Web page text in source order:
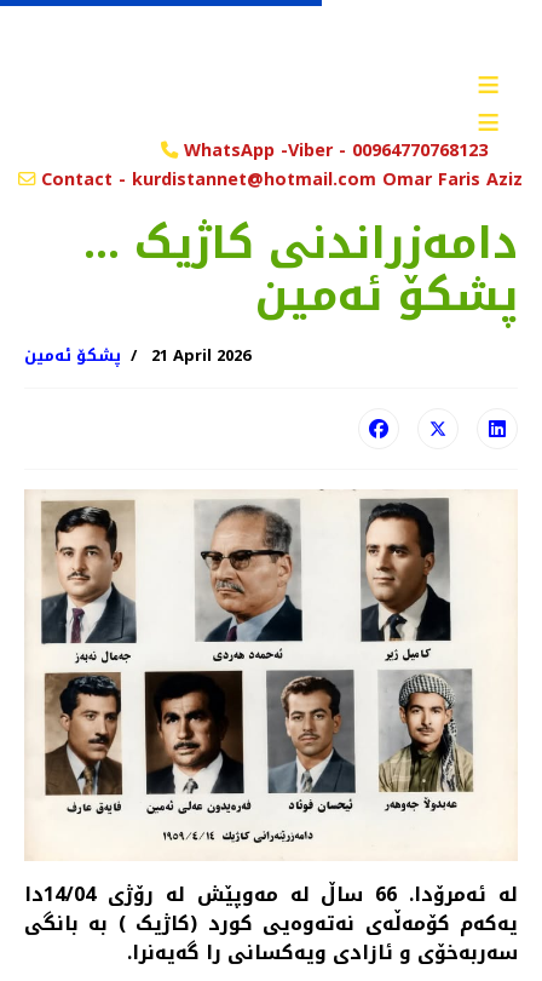
≡
≡
WhatsApp -Viber - 00964770768123
Contact - kurdistannet@hotmail.com Omar Faris Aziz
دامەزراندنی کاژیک ...
پشکۆ ئەمین
پشکۆ ئەمین 21 April 2026
لە ئەمرۆدا. 66 ساڵ لە مەوپێش لە رۆژی 14/04دا
یەکەم کۆمەڵەی نەتەوەیی کورد (کاژیک ) بە بانگی
سەربەخۆی و ئازادی ویەکسانی را گەیەنرا.